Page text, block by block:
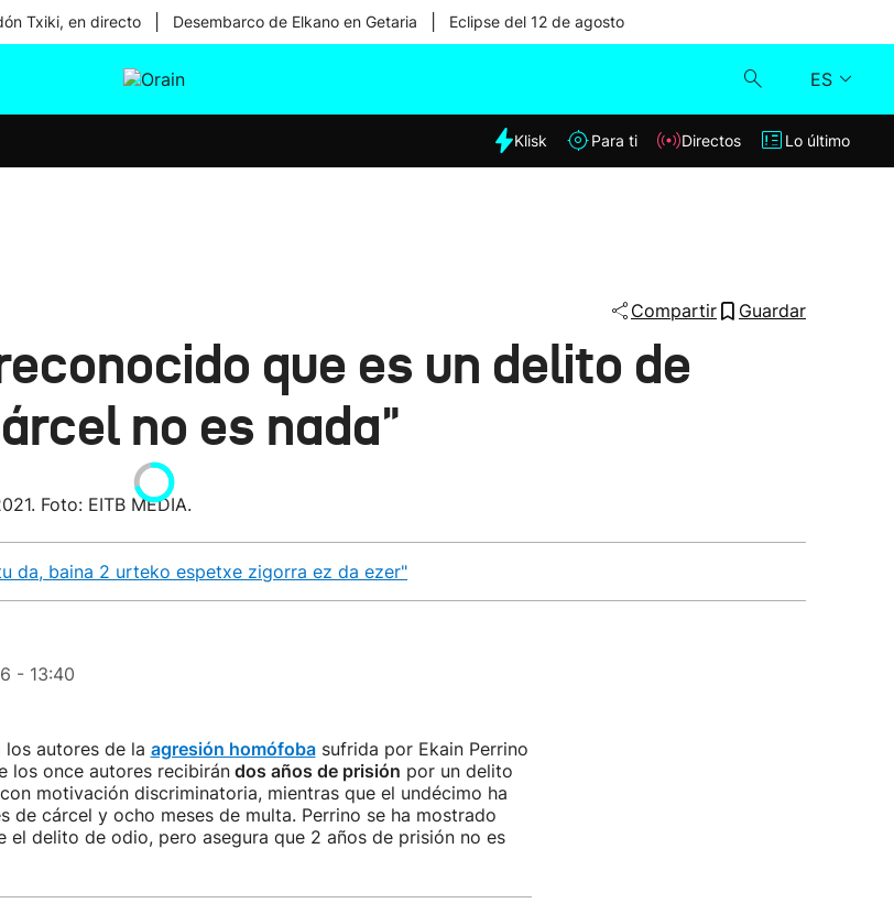
Txiki, en directo Desembarco de Elkano en Getaria Eclipse del 12 de agosto
ES
Klisk
Klisk Para ti Directos Lo último
Compartir Guardar
que es un delito de
no es nada"
Foto: EITB MEDIA.
da, baina 2 urteko espetxe zigorra ez da ezer"
- 13:40
los autores de la agresión homófobasufrida por Ekain Perrino
los once autores recibirándos años de prisión por un delito
motivación discriminatoria, mientras que el undécimo ha
de cárcel y ocho meses de multa. Perrino se ha mostrado
el delito de odio, pero asegura que 2 años de prisión no es